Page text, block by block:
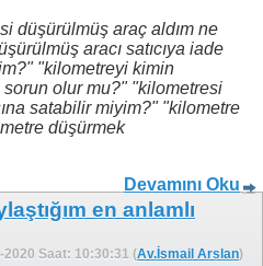
düşürülmüş araç aldım ne
aracı satıcıya iade
"kilometreyi kimin
olur mu?" "kilometresi
satabilir miyim?" "kilometre
düşürmek
Devamını Oku
en anlamlı
2020 Saat: 10:30:31 (Av.İsmail Arslan)